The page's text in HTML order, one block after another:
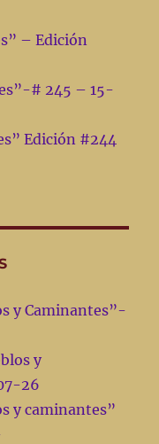
– Edición
# 245 – 15-
Edición #244
y Caminantes”-
y
26
y caminantes”